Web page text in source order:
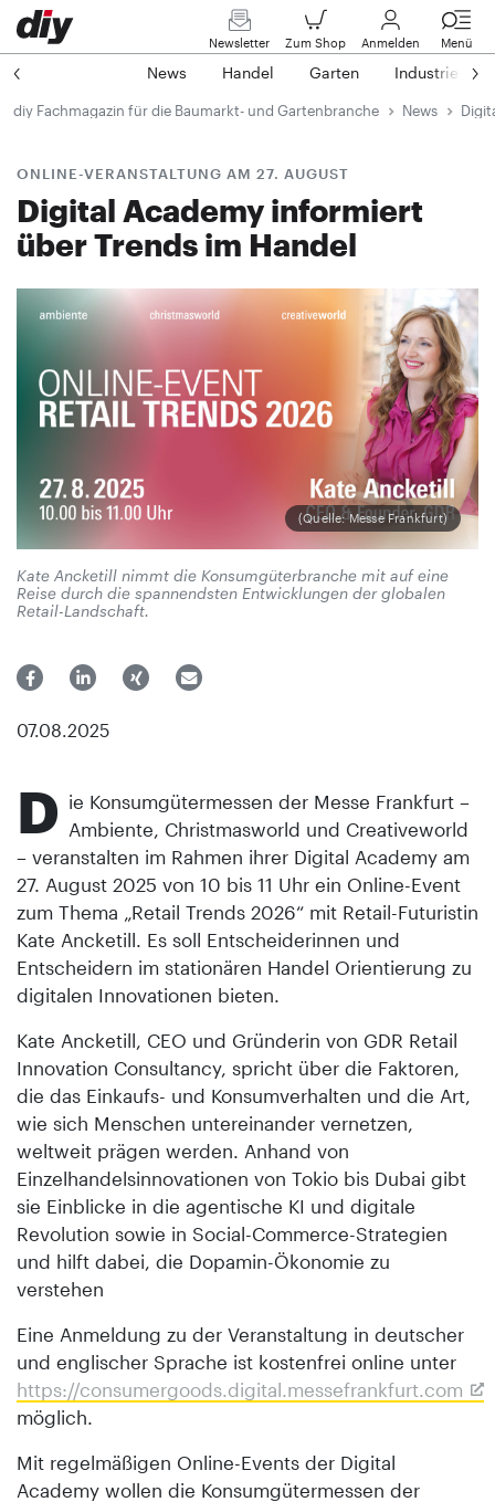
Newsletter Zum Shop Anmelden Menü
News Handel Garten Industrie
diy Fachmagazin für die Baumarkt- und Gartenbranche News
ONLINE-VERANSTALTUNG AM 27. AUGUST
Digital Academy informiert
über Trends im Handel
(Quelle: Messe Frankfurt)
Kate Ancketill nimmt die Konsumgüterbranche mit auf eine
Reise durch die spannendsten Entwicklungen der globalen
Retail-Landschaft.
07.08.2025
D ie Konsumgütermessen der Messe Frankfurt –
Ambiente, Christmasworld und Creativeworld
– veranstalten im Rahmen ihrer Digital Academy am
27. August 2025 von 10 bis 11 Uhr ein Online-Event
zum Thema „Retail Trends 2026“ mit Retail-Futuristin
Kate Ancketill. Es soll Entscheiderinnen und
Entscheidern im stationären Handel Orientierung zu
digitalen Innovationen bieten.
Kate Ancketill, CEO und Gründerin von GDR Retail
Innovation Consultancy, spricht über die Faktoren,
die das Einkaufs- und Konsumverhalten und die Art,
wie sich Menschen untereinander vernetzen,
weltweit prägen werden. Anhand von
Einzelhandelsinnovationen von Tokio bis Dubai gibt
sie Einblicke in die agentische KI und digitale
Revolution sowie in Social-Commerce-Strategien
und hilft dabei, die Dopamin-Ökonomie zu
verstehen
Eine Anmeldung zu der Veranstaltung in deutscher
und englischer Sprache ist kostenfrei online unter
https://consumergoods.digital.messefrankfurt.com
möglich.
Mit regelmäßigen Online-Events der Digital
Academy wollen die Konsumgütermessen der